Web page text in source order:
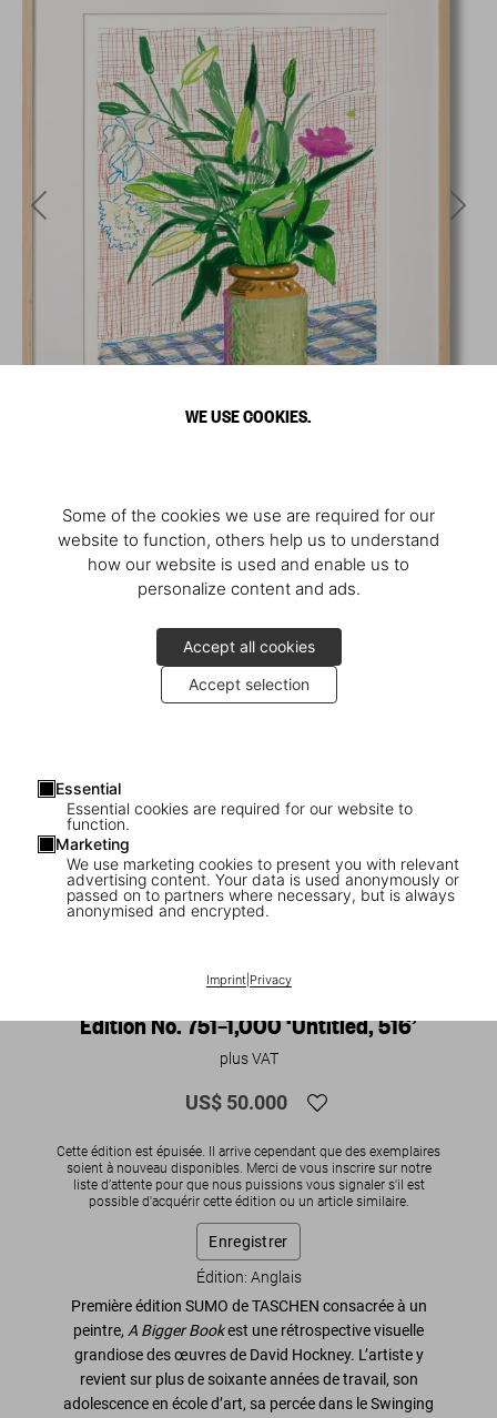
WE USE COOKIES.
Some of the cookies we use are required for our
website to function, others help us to understand
how our website is used and enable us to
personalize content and ads.
Accept all cookies
Accept selection
Essential
Essential cookies are required for our website to
function.
Marketing
We use marketing cookies to present you with relevant
advertising content. Your data is used anonymously or
passed on to partners where necessary, but is always
anonymised and encrypted.
Imprint| Privacy
1/20
David Hockney. A Bigger Book. Art
Edition No. 751–1,000 ‘Untitled, 516’
plus VAT
US$ 50.000
Cette édition est épuisée. Il arrive cependant que des exemplaires
soient à nouveau disponibles. Merci de vous inscrire sur notre
liste d’attente pour que nous puissions vous signaler s'il est
possible d'acquérir cette édition ou un article similaire.
Enregistrer
Édition: Anglais
Première édition SUMO de TASCHEN consacrée à un
peintre, A Bigger Bookest une rétrospective visuelle
grandiose des œuvres de David Hockney. L’artiste y
revient sur plus de soixante années de travail, son
adolescence en école d’art, sa percée dans le Swinging